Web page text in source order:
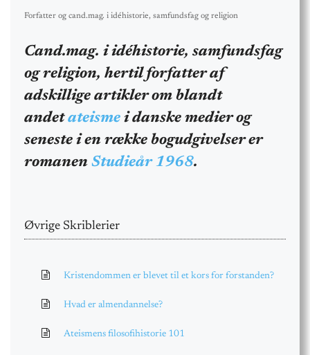
Forfatter og cand.mag. i idéhistorie, samfundsfag og religion
Cand.mag. i idéhistorie, samfundsfag
og religion, hertil forfatter af
adskillige artikler om blandt
andetateisme i danske medier og
seneste i en række bogudgivelser er
romanen Studieår 1968.
Øvrige Skriblerier
Kristendommen er blevet til et kors for forstanden?
Hvad er almendannelse?
Ateismens filosofihistorie 101